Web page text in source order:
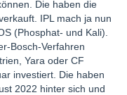
Die haben die
IPL mach ja nun
(Phosphat- und Kali).
Bosch-Verfahren
Yara oder CF
investiert. Die haben
2022 hinter sich und